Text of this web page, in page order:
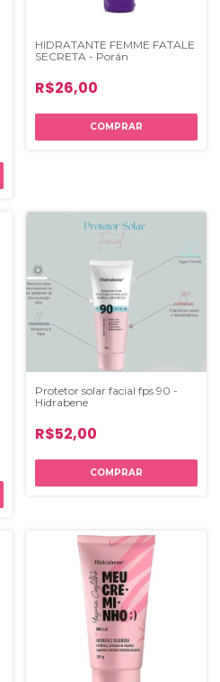
HIDRATANTE FEMME FATALE
SECRETA - Porán
R$26,00
Protetor solar facial fps 90 -
Hidrabene
R$52,00